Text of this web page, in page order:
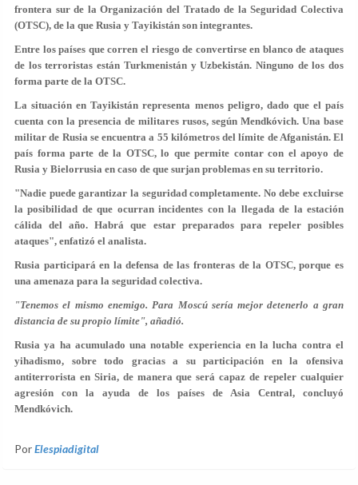
frontera sur de la Organización del Tratado de la Seguridad Colectiva
(OTSC), de la que Rusia y Tayikistán son integrantes.
Entre los países que corren el riesgo de convertirse en blanco de ataques
de los terroristas están Turkmenistán y Uzbekistán. Ninguno de los dos
forma parte de la OTSC.
La situación en Tayikistán representa menos peligro, dado que el país
cuenta con la presencia de militares rusos, según Mendkóvich. Una base
militar de Rusia se encuentra a 55 kilómetros del límite de Afganistán. El
país forma parte de la OTSC, lo que permite contar con el apoyo de
Rusia y Bielorrusia en caso de que surjan problemas en su territorio.
"Nadie puede garantizar la seguridad completamente. No debe excluirse
la posibilidad de que ocurran incidentes con la llegada de la estación
cálida del año. Habrá que estar preparados para repeler posibles
ataques", enfatizó el analista.
Rusia participará en la defensa de las fronteras de la OTSC, porque es
una amenaza para la seguridad colectiva.
"Tenemos el mismo enemigo. Para Moscú sería mejor detenerlo a gran
distancia de su propio límite", añadió.
Rusia ya ha acumulado una notable experiencia en la lucha contra el
yihadismo, sobre todo gracias a su participación en la ofensiva
antiterrorista en Siria, de manera que será capaz de repeler cualquier
agresión con la ayuda de los países de Asia Central, concluyó
Mendkóvich.
PorElespiadigital